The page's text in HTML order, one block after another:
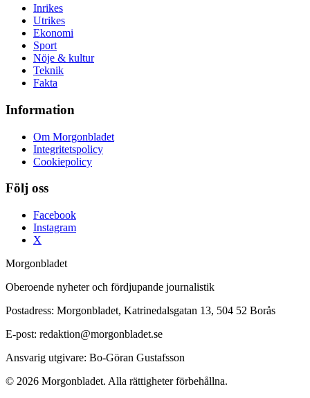
Inrikes
Utrikes
Ekonomi
Sport
Nöje & kultur
Teknik
Fakta
Information
Om Morgonbladet
Integritetspolicy
Cookiepolicy
Följ oss
Facebook
Instagram
X
Morgonbladet
Oberoende nyheter och fördjupande journalistik
Postadress: Morgonbladet, Katrinedalsgatan 13, 504 52 Borås
E-post: redaktion@morgonbladet.se
Ansvarig utgivare: Bo-Göran Gustafsson
© 2026 Morgonbladet. Alla rättigheter förbehållna.